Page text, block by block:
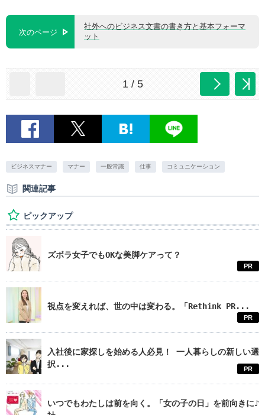
次のページ
社外へのビジネス文書の書き方と基本フォーマ
ット
1 / 5
ビジネスマナー マナー 一般常識 仕事 コミュニケーション
関連記事
ピックアップ
ズボラ女子でもOKな美脚ケアって？
PR
視点を変えれば、世の中は変わる。「Rethink PR...
PR
入社後に家探しを始める人必見！ 一人暮らしの新しい選
択...
PR
いつでもわたしは前を向く。「女の子の日」を前向きに♪